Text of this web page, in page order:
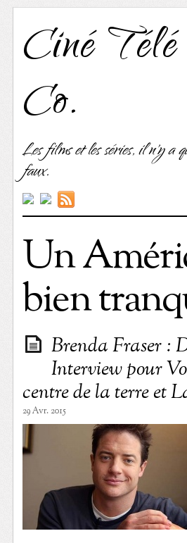
Ciné
Co.
Les films et les séries, il n'y a
faux.
Un
bien
Brenda Fraser :
Interview pour
centre de la terre et
29 Avr. 2015